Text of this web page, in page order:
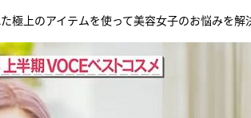
極上のアイテムを使って美容女子のお悩みを解